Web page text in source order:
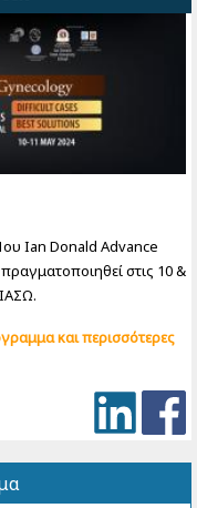
Ian Donald Advance
στις 10 &
και περισσότερες